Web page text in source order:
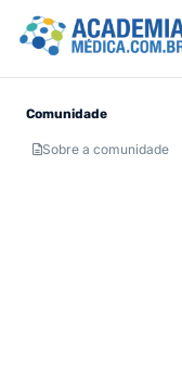
Comunidade
Sobre a comunidade